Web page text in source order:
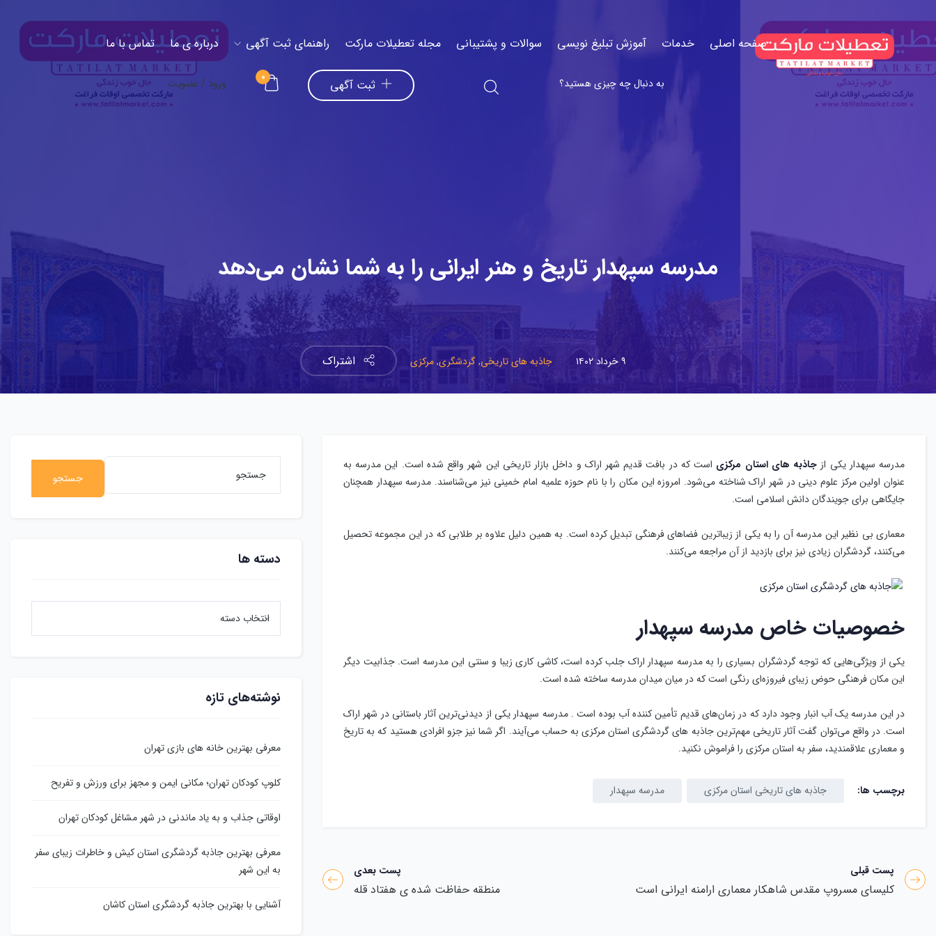
صفحه اصلی خدمات آموزش تبلیغ نویسی سوالات و پشتیبانی مجله تعطیلات مارکت راهنمای ثبت آگهی درباره ی ما تماس با ما
ثبت آگهی 0 ورود / عضویت
مدرسه سپهدار تاریخ و هنر ایرانی را به شما نشان می‌دهد
۹ خرداد ۱۴۰۲ جاذبه های تاریخی,گردشگری,مرکزی اشتراک
مدرسه سپهدار یکی از جاذبه های استان مرکزی است که در بافت قدیم شهر اراک و داخل بازار تاریخی این شهر واقع شده است. این مدرسه به
عنوان اولین مرکز علوم دینی در شهر اراک شناخته می‌شود. امروزه این مکان را با نام حوزه علمیه امام خمینی نیز می‌شناسند. مدرسه سپهدار همچنان
جایگاهی برای جویندگان دانش اسلامی است.
معماری بی نظیر این مدرسه آن را به یکی از زیباترین فضاهای فرهنگی تبدیل کرده است. به همین دلیل علاوه بر طلابی که در این مجموعه تحصیل
می‌کنند، گردشگران زیادی نیز برای بازدید از آن مراجعه می‌کنند.
خصوصیات خاص مدرسه سپهدار
یکی از ویژگی‌هایی که توجه گردشگران بسیاری را به مدرسه سپهدار اراک جلب کرده است، کاشی کاری زیبا و سنتی این مدرسه است. جذابیت دیگر
این مکان فرهنگی حوض زیبای فیروزه‌ای رنگی است که در میان میدان مدرسه ساخته شده است.
در این مدرسه یک آب انبار وجود دارد که در زما‌ن‌های قدیم تأمین کننده آب بوده است . مدرسه سپهدار یکی از دیدنی‌ترین آثار باستانی در شهر اراک
است. در واقع می‌توان گفت آثار تاریخی مهم‌ترین جاذبه های گردشگری استان مرکزی به حساب می‌آیند. اگر شما نیز جزو افرادی هستید که به تاریخ
و معماری علاقمندید، سفر به استان مرکزی را فراموش نکنید.
برچسب ها: جاذبه های تاریخی استان مرکزی مدرسه سپهدار
پست قبلی
کلیسای مسروپ مقدس شاهکار معماری ارامنه ایرانی است
پست بعدی
منطقه حفاظت شده ی هفتاد قله
جستجو
دسته ها
نوشته‌های تازه
معرفی بهترین خانه های بازی تهران
کلوپ کودکان تهران؛ مکانی ایمن و مجهز برای ورزش و تفریح
اوقاتی جذاب و به یاد ماندنی در شهر مشاغل کودکان تهران
معرفی بهترین جاذبه گردشگری استان کیش و خاطرات زیبای سفر
به این شهر
آشنایی با بهترین جاذبه گردشگری استان کاشان